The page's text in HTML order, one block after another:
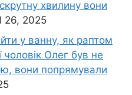
хвилину вони
26, 2025
у ванну, як раптом
чоловік Олег був не
вони попрямували